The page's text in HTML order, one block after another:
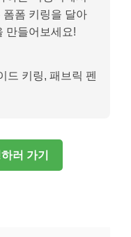
폼폼 키링을 달아
만들어보세요!
드 키링, 패브릭 펜
러 가기